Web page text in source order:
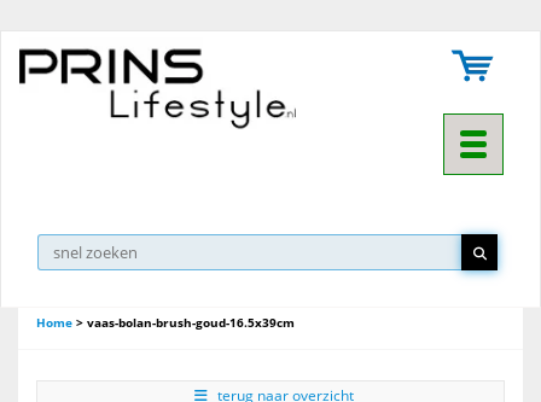
Toggle
Home > vaas-bolan-brush-goud-16.5x39cm
terug naar overzicht